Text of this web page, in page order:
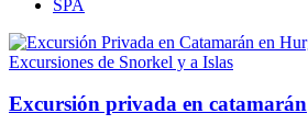
SPA
Excursiones de Snorkel y a Islas
Excursión privada en catamarán